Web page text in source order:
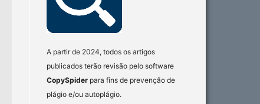
A partir de 2024, todos os artigos
publicados terão revisão pelo software
CopySpider para fins de prevenção de
plágio e/ou autoplágio.